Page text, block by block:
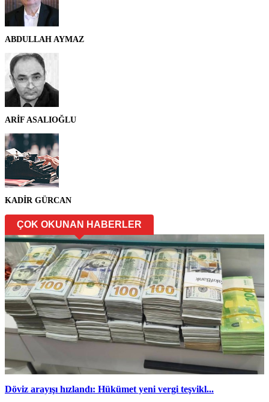
ABDULLAH AYMAZ
ARİF ASALIOĞLU
KADİR GÜRCAN
ÇOK OKUNAN HABERLER
Döviz arayışı hızlandı: Hükümet yeni vergi teşvikl...